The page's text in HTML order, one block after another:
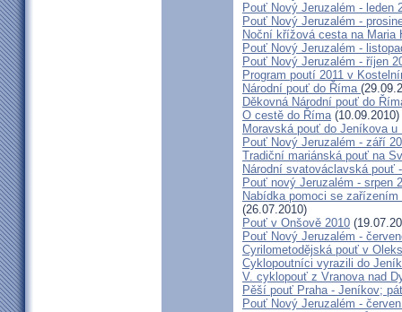
Pouť Nový Jeruzalém - leden
Pouť Nový Jeruzalém -
Noční křížová cesta na Maria
Pouť Nový Jeruzalém -
Pouť Nový Jeruzalém - říjen
Program poutí 2011 v
Národní pouť do Říma
Děkovná Národní pouť do
O cestě do Říma(10.09.2010)
Moravská pouť do Jeníkova u
Pouť Nový Jeruzalém - září
Tradiční mariánská pouť na
Národní svatováclavská pouť
Pouť nový Jeruzalém - srpen
Nabídka pomoci se
(26.07.2010)
Pouť v Onšově 2010
Pouť Nový Jeruzalém -
Cyrilometodějská pouť v
Cyklopoutníci vyrazili do
V. cyklopouť z Vranova nad
Pěší pouť Praha - Jeníkov;
Pouť Nový Jeruzalém -